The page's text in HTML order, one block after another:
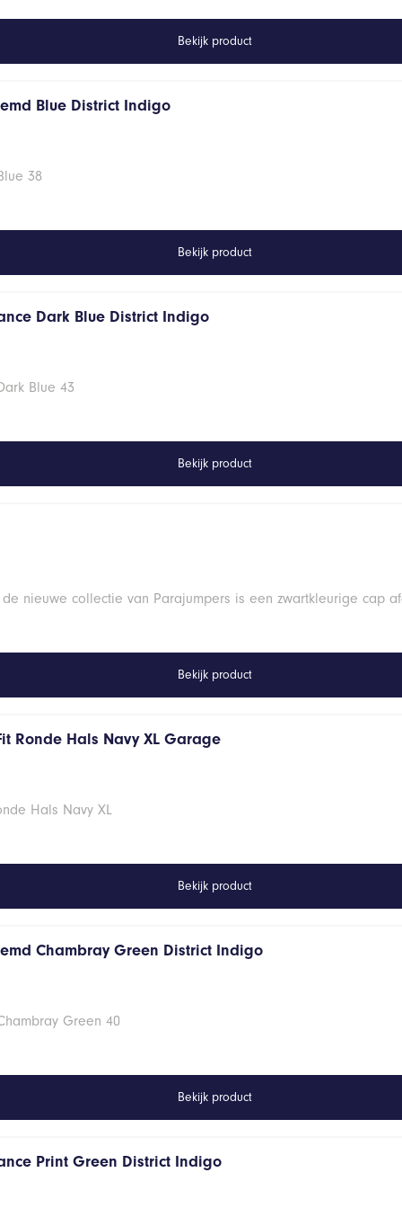
Bekijk product
Blue District Indigo
38
Bekijk product
Dark Blue District Indigo
Blue 43
Bekijk product
nieuwe collectie van Parajumpers is een zwartkleurige cap
Bekijk product
Ronde Hals Navy XL Garage
Hals Navy XL
Bekijk product
Chambray Green District Indigo
Green 40
Bekijk product
Print Green District Indigo